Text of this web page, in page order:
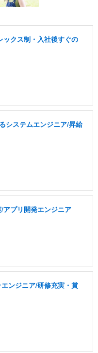
ックス制・入社後すぐの
システムエンジニア/昇給
アプリ開発エンジニア
ンジニア/研修充実・賞